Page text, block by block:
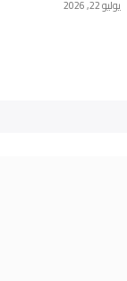
يوليو 22, 2026